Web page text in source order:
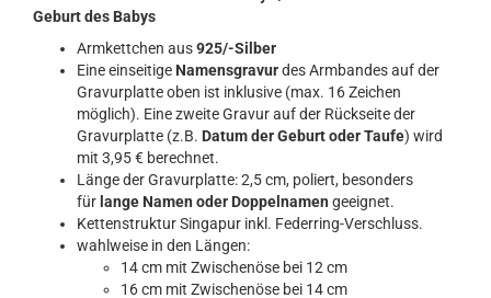
Geburt des Babys
Armkettchen aus925/-Silber
Eine einseitige Namensgravurdes Armbandes auf der
Gravurplatte oben ist inklusive (max. 16 Zeichen
möglich). Eine zweite Gravur auf der Rückseite der
Gravurplatte (z.B. Datum der Geburt oder Taufe) wird
mit 3,95 € berechnet.
Länge der Gravurplatte: 2,5 cm, poliert, besonders
für lange Namen oder Doppelnamen geeignet.
Kettenstruktur Singapur inkl. Federring-Verschluss.
wahlweise in den Längen:
14 cm mit Zwischenöse bei 12 cm
16 cm mit Zwischenöse bei 14 cm